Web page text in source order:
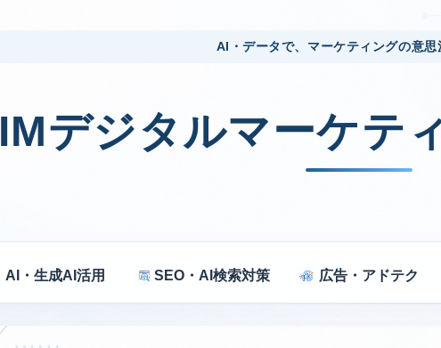
AI・データで、マーケティングの意思
IMデジタルマーケテ
AI・生成AI活用 SEO・AI検索対策 広告・アドテク